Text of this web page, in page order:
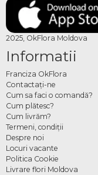
2025, OkFlora Moldova
Informatii
Franciza OkFlora
Contactaţi-ne
Cum sa faci o comandă?
Cum plătesc?
Cum livrăm?
Termeni, condiţii
Despre noi
Locuri vacante
Politica Cookie
Livrare flori Moldova